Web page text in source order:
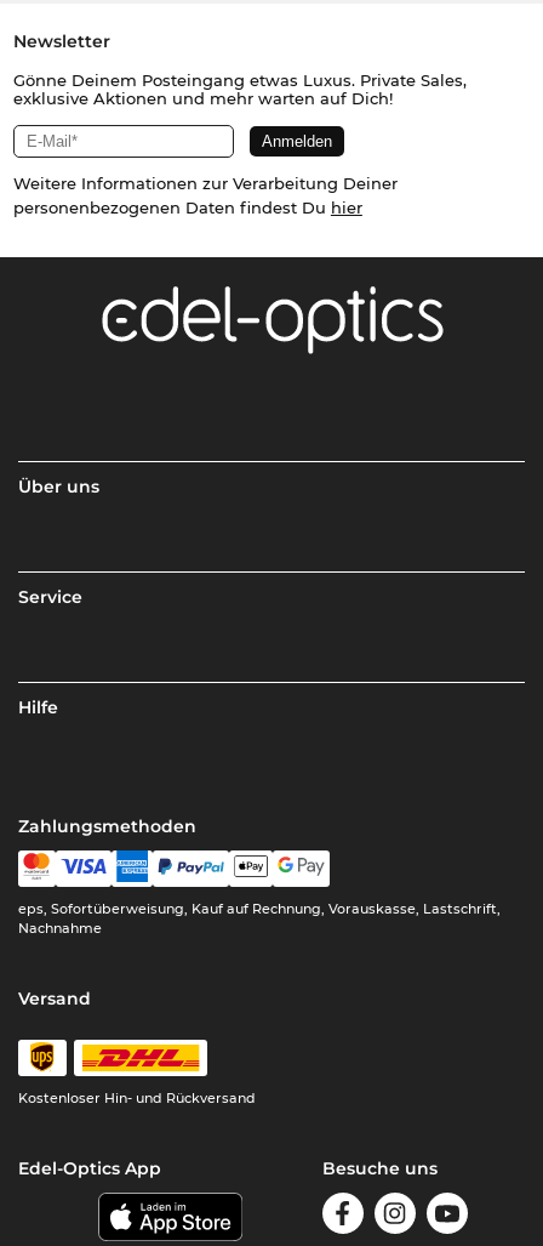
Newsletter
Gönne Deinem Posteingang etwas Luxus. Private Sales,
exklusive Aktionen und mehr warten auf Dich!
Weitere Informationen zur Verarbeitung Deiner
personenbezogenen Daten findest Du hier
Über uns
Service
Hilfe
Zahlungsmethoden
eps, Sofortüberweisung, Kauf auf Rechnung, Vorauskasse, Lastschrift,
Nachnahme
Versand
Kostenloser Hin- und Rückversand
Edel-Optics App Besuche uns